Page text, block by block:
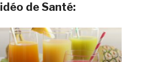
de Santé: